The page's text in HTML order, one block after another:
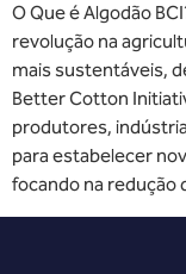
O Que é Algodão
revolução na
mais sustentáveis,
Better Cotton
produtores,
para estabelecer
focando na